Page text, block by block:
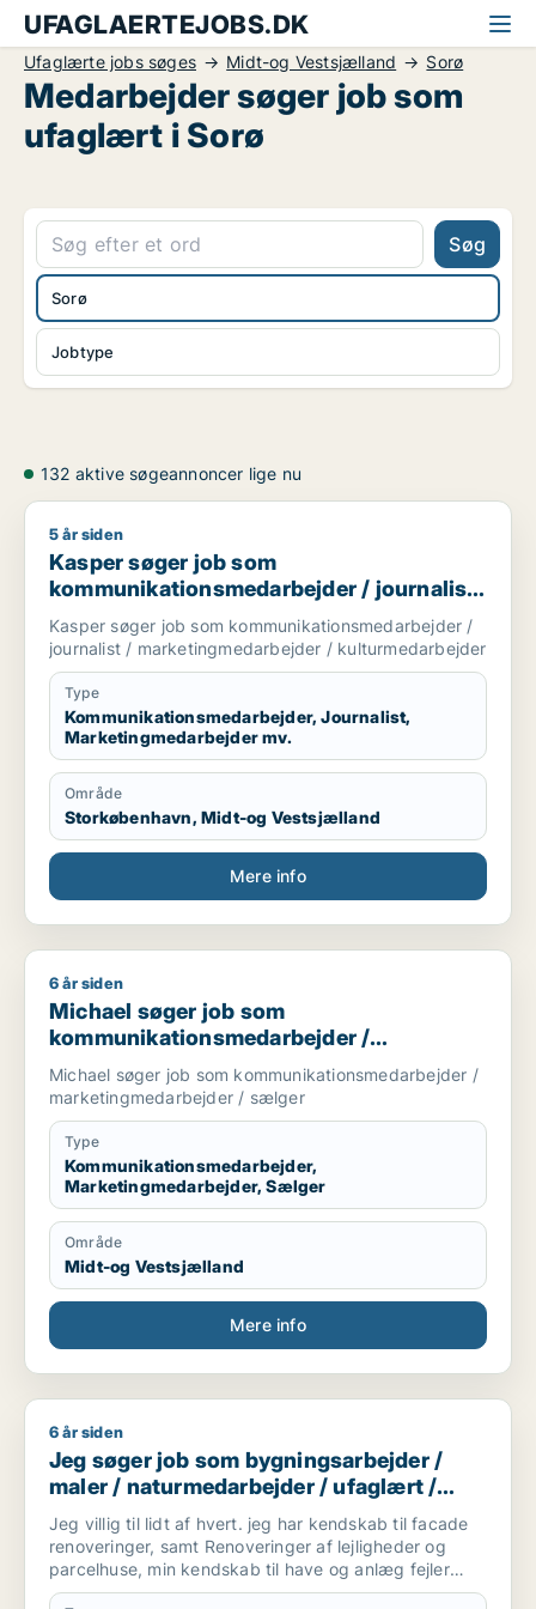
UFAGLAERTEJOBS.DK
Ufaglærte jobs søges Midt-og Vestsjælland Sorø
Medarbejder søger job som
ufaglært i Sorø
Søg
Jobtype
Sorø
132 aktive søgeannoncer lige nu
Kasper søger job som kommunikationsmedarbejder /
5 år siden
Kasper søger job som
kommunikationsmedarbejder / journalist
/ marketingmedarbejder /
kulturmedarbejder
Kasper søger job som kommunikationsmedarbejder /
journalist / marketingmedarbejder / kulturmedarbejder
Type
Kommunikationsmedarbejder, Journalist,
Marketingmedarbejder mv.
Område
Storkøbenhavn, Midt-og Vestsjælland
Mere info
Michael søger job som kommunikationsmedarbejder /
6 år siden
Michael søger job som
kommunikationsmedarbejder /
marketingmedarbejder / sælger
Michael søger job som kommunikationsmedarbejder /
marketingmedarbejder / sælger
Type
Kommunikationsmedarbejder,
Marketingmedarbejder, Sælger
Område
Midt-og Vestsjælland
Mere info
Jeg søger job som bygningsarbejder / maler /
6 år siden
Jeg søger job som bygningsarbejder /
maler / naturmedarbejder / ufaglært /
gartner
Jeg villig til lidt af hvert. jeg har kendskab til facade
renoveringer, samt Renoveringer af lejligheder og
parcelhuse, min kendskab til have og anlæg fejler
heller ingenting, jeg holder meget af løbeture om